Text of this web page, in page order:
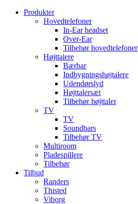
VidereProdukter
Hovedtelefoner
In-Ear headset
Over-Ear
Tilbehør hovedtelefoner
Højttalere
Bærbar
Indbygningshøjtalere
Udendørslyd
Højttalersæt
Tilbehør højttaler
TV
TV
Soundbars
Tilbehør TV
Multiroom
Pladespillere
Tilbehør
Tilbud
Randers
Thisted
Viborg